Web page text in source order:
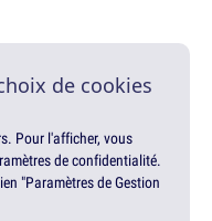
de cookies
Pour l'afficher, vous
de confidentialité.
"Paramètres de Gestion